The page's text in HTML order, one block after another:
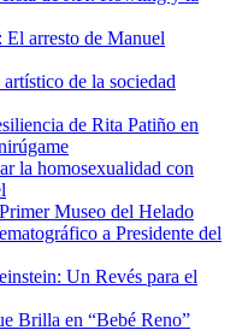
arresto de Manuel
de la sociedad
de Rita Patiño en
la homosexualidad con
Museo del Helado
a Presidente del
Un Revés para el
Brilla en “Bebé Reno”